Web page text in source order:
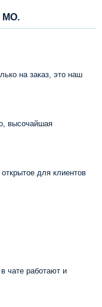
МО.
на заказ, это наш
высочайшая
для клиентов
чате работают и